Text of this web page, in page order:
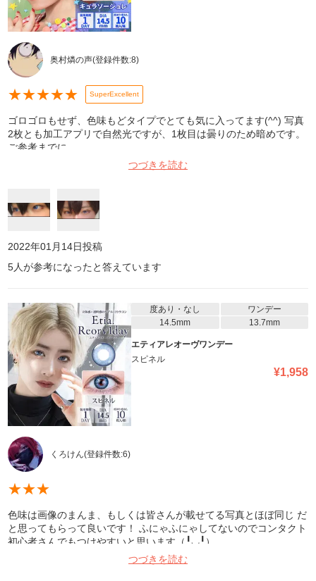
奥村燐の声(登録件数:8)
★★★★★ SuperExcellent
ゴロゴロもせず、色味もどタイプでとても気に入ってます(^^) 写真
2枚とも加工アプリで自然光ですが、1枚目は曇りのため暗めです。
ご参考までに
つづきを読む
2022年01月14日投稿
5人が参考になったと答えています
度あり・なし
ワンデー
14.5mm
13.7mm
エティアレオーヴワンデー
スピネル
¥1,958
くろけん(登録件数:6)
★★★
色味は画像のまんま、もしくは皆さんが載せてる写真とほぼ同じ だ
と思ってもらって良いです！ ふにゃふにゃしてないのでコンタクト
初心者さんでもつけやすいと思います（╹◡╹）
つづきを読む